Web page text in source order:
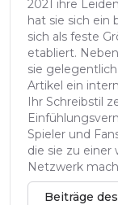
2021 ihre
hat sie sich ein
sich als feste
etabliert.
sie
Artikel ein
Ihr Schreibstil
Spieler und
die sie zu
Netzwerk
Beiträge